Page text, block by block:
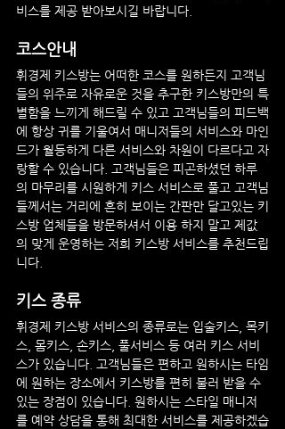
비스를 제공 받아보시길 바랍니다.
코스안내
휘경제 키스방는 어떠한 코스를 원하든지 고객님
들의 위주로 자유로운 것을 추구한 키스방만의 특
별함을 느끼게 해드릴 수 있고 고객님들의 피드백
에 항상 귀를 기울여서 매니저들의 서비스와 마인
드가 월등하게 다른 서비스와 차원이 다르다고 자
랑할 수 있습니다. 고객님들은 피곤하셨던 하루
의 마무리를 시원하게 키스 서비스로 풀고 고객님
들께서는 거리에 흔히 보이는 간판만 달고있는 키
스방 업체들을 방문하셔서 이용 하지 말고 제값
의 맞게 운영하는 저희 키스방 서비스를 추천드립
니다.
키스 종류
휘경제 키스방 서비스의 종류로는 입술키스, 목키
스, 몸키스, 손키스, 풀서비스 등 여러 키스 서비
스가 있습니다. 고객님들은 편하고 원하시는 타임
에 원하는 장소에서 키스방를 편히 불러 받을 수
있는 장점이 있습니다. 원하시는 스타일 매니저
를 예약 상담을 통해 최대한 서비스를 제공하겠습